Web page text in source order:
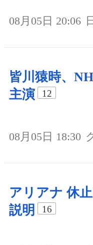
08月05日 20:06
皆川猿時、
主演
12
08月05日 18:30
アリアナ 休
説明
16